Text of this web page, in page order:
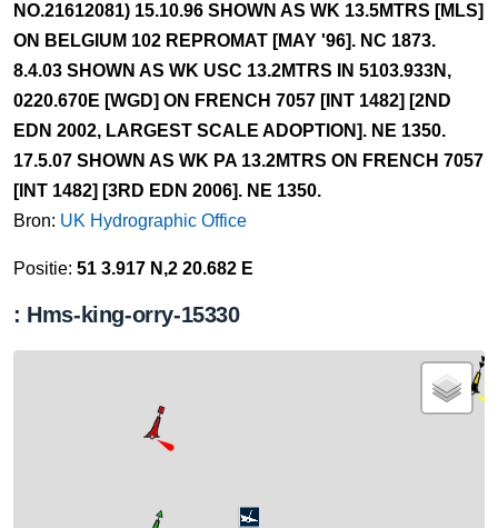
NO.21612081) 15.10.96 SHOWN AS WK 13.5MTRS [MLS]
ON BELGIUM 102 REPROMAT [MAY '96]. NC 1873.
8.4.03 SHOWN AS WK USC 13.2MTRS IN 5103.933N,
0220.670E [WGD] ON FRENCH 7057 [INT 1482] [2ND
EDN 2002, LARGEST SCALE ADOPTION]. NE 1350.
17.5.07 SHOWN AS WK PA 13.2MTRS ON FRENCH 7057
[INT 1482] [3RD EDN 2006]. NE 1350.
Bron: UK Hydrographic Office
Positie: 51 3.917 N,2 20.682 E
: Hms-king-orry-15330